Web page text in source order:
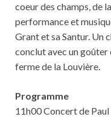
coeur des champs, de
performance et
Grant et sa Santur. Un
conclut avec un
ferme de la Louvière.
Programme
11h00 Concert de